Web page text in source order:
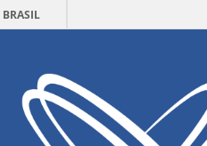
BRASIL
3ª Sessão
Descrição